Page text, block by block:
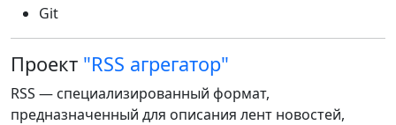
Git
Проект "RSS агрегатор"
RSS — специализированный формат,
предназначенный для описания лент новостей,